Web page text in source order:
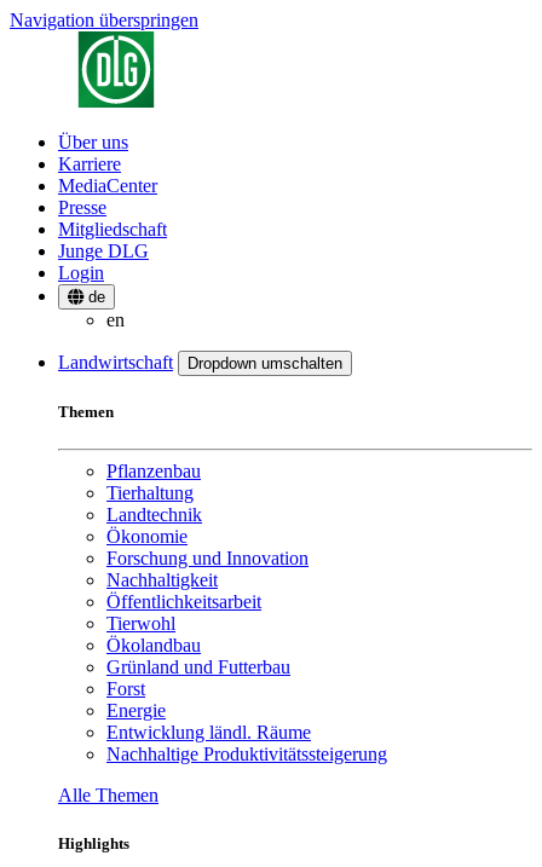
Navigation überspringen
Über uns
Karriere
MediaCenter
Presse
Mitgliedschaft
Junge DLG
Login
de
en
Landwirtschaft Dropdown umschalten
Themen
Pflanzenbau
Tierhaltung
Landtechnik
Ökonomie
Forschung und Innovation
Nachhaltigkeit
Öffentlichkeitsarbeit
Tierwohl
Ökolandbau
Grünland und Futterbau
Forst
Energie
Entwicklung ländl. Räume
Nachhaltige Produktivitätssteigerung
Alle Themen
Highlights